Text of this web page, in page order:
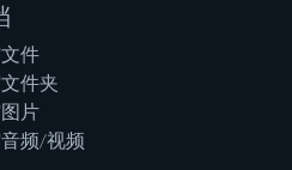
件
件夹
片
频/视频